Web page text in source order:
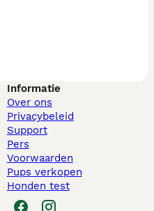
Informatie
Over ons
Privacybeleid
Support
Pers
Voorwaarden
Pups verkopen
Honden test